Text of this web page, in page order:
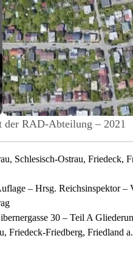
der RAD-Abteilung – 2021
Schlesisch-Ostrau, Friedeck,
– Hrsg. Reichsinspektor –
30 – Teil A
Friedeck-Friedberg, Friedland